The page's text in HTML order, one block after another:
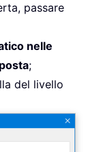
passare
nelle
;
del livello